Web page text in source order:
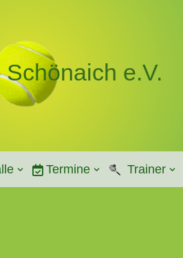
e.V.
Termine Trainer